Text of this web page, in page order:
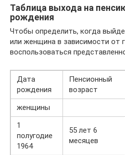
Таблица выхода на
рождения
Чтобы определить, когда
или женщина в зависимости от
воспользоваться
Дата
рождения
Пенсионный
возраст
женщины
1
полугодие
1964
55 лет 6
месяцев